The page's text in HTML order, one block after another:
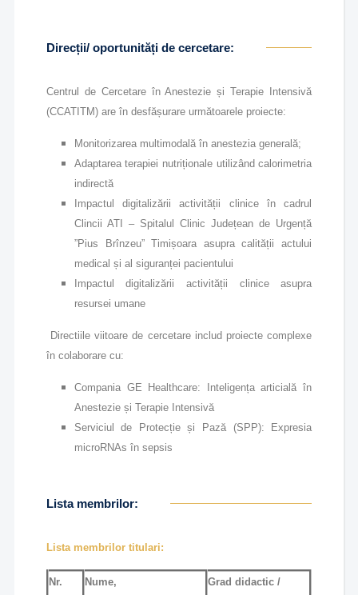
Direcții/ oportunități de cercetare:
Centrul de Cercetare în Anestezie și Terapie Intensivă
(CCATITM) are în desfășurare următoarele proiecte:
Monitorizarea multimodală în anestezia generală;
Adaptarea terapiei nutriționale utilizând calorimetria
indirectă
Impactul digitalizării activității clinice în cadrul
Clincii ATI – Spitalul Clinic Județean de Urgență
”Pius Brînzeu” Timișoara asupra calității actului
medical și al siguranței pacientului
Impactul digitalizării activității clinice asupra
resursei umane
Directiile viitoare de cercetare includ proiecte complexe
în colaborare cu:
Compania GE Healthcare: Inteligența articială în
Anestezie și Terapie Intensivă
Serviciul de Protecție și Pază (SPP): Expresia
microRNAs în sepsis
Lista membrilor:
Lista membrilor titulari:
Nr.
Nume,
Grad didactic /